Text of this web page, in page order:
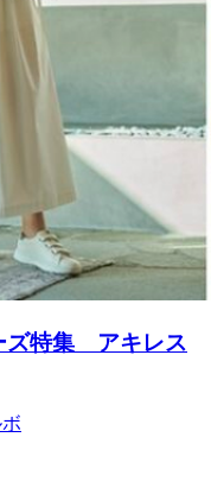
ズ特集 アキレス